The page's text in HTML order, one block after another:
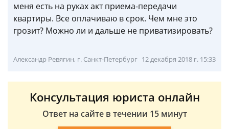
меня есть на руках акт приема-передачи
квартиры. Все оплачиваю в срок. Чем мне это
грозит? Можно ли и дальше не приватизировать?
Александр Ревягин, г. Санкт-Петербург 12 декабря 2018 г. 15:33
Консультация юриста онлайн
Ответ на сайте в течении 15 минут